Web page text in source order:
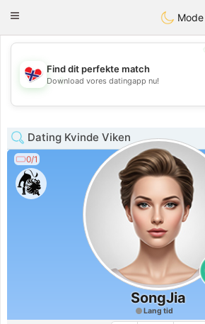
EkteNordmenn
Toggle
Mode
💖
💕
Find dit perfekte match
Download vores datingapp nu!
Dating Kvinde Viken
0/1
SongJia
Lang tid